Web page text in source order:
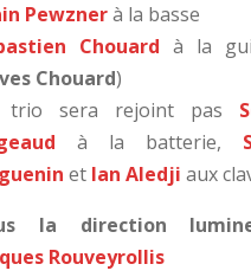
Pewznerà la basse
Chouard à la
Chouard)
trio sera rejoint pas
à la batterie,
et Ian Aledji aux
la direction
Rouveyrollis